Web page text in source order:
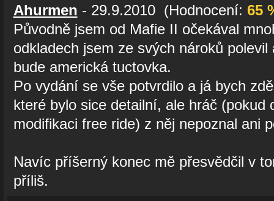
Ahurmen - 29.9.2010 (Hodnocení: 65
Původně jsem od Mafie II očekával
odkladech jsem ze svých nároků
bude americká tuctovka.
Po vydání se vše potvrdilo a já bych
které bylo sice detailní, ale hráč (pokud
modifikaci free ride) z něj nepoznal ani
Navíc příšerný konec mě přesvědčil v
příliš.